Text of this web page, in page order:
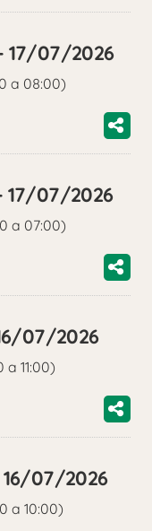
17/07/2026
a 08:00)
17/07/2026
a 07:00)
07/2026
11:00)
07/2026
a 10:00)